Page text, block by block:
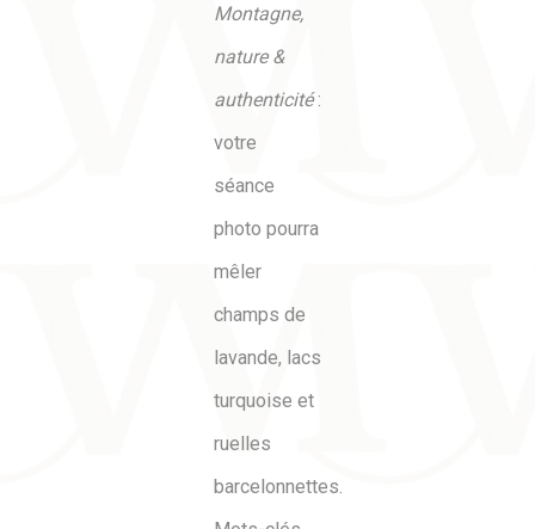
Montagne,
nature &
authenticité:
votre
séance
photo pourra
mêler
champs de
lavande, lacs
turquoise et
ruelles
barcelonnettes.